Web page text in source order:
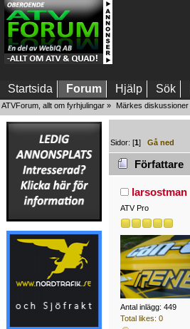
Startsida Forum Hjälp Sök
ATVForum, allt om fyrhjulingar » Märkes diskussioner
Sidor: [1]Gå ned
Författare
larsostman
ATV Pro
Antal inlägg: 449
Total likes: 0